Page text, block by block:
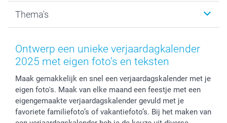
Kaarten
Bestelproces
Herroepingsrecht
Privacy
Reviews
Prijslijst
Investor Relations
Tevredenheidsgarantie
Mijn orderstatus
smartbonus
service@smartphoto.nl
Affiliate partnerprogramma
Partnerships
Thema's
Baby
Moederdag
Huwelijk
Ontwerp een unieke verjaardagkalender
2025 met eigen foto's en teksten
Maak gemakkelijk en snel een verjaardagskalender met je
eigen foto's. Maak van elke maand een feestje met een
eigengemaakte verjaardagskalender gevuld met je
favoriete familiefoto’s of vakantiefoto’s. Bij het maken van